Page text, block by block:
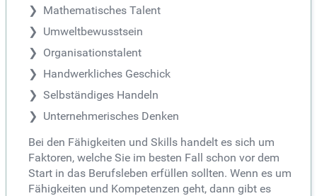
Mathematisches Talent
Umweltbewusstsein
Organisationstalent
Handwerkliches Geschick
Selbständiges Handeln
Unternehmerisches Denken
Bei den Fähigkeiten und Skills handelt es sich um
Faktoren, welche Sie im besten Fall schon vor dem
Start in das Berufsleben erfüllen sollten. Wenn es um
Fähigkeiten und Kompetenzen geht, dann gibt es